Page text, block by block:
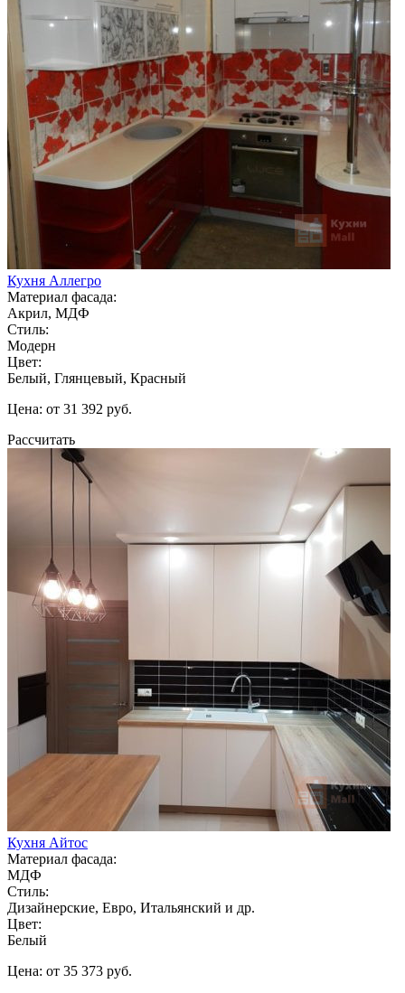
Кухня Аллегро
Материал фасада:
Акрил, МДФ
Стиль:
Модерн
Цвет:
Белый, Глянцевый, Красный
Цена: от 31 392 руб.
Рассчитать
Кухня Айтос
Материал фасада:
МДФ
Стиль:
Дизайнерские, Евро, Итальянский и др.
Цвет:
Белый
Цена: от 35 373 руб.